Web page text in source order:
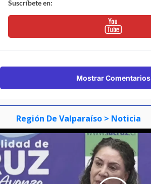
Suscríbete en:
Mostrar Comentarios
Región De Valparaíso > Noticia